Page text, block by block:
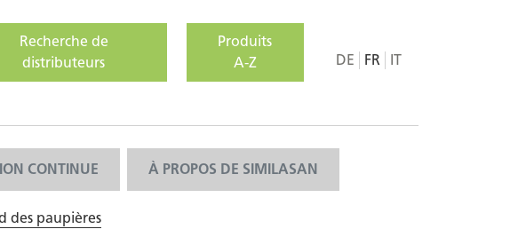
Recherche de
distributeurs
Produits
A-Z
DE FR IT
CONTINUE À PROPOS DE SIMILASAN
des paupières